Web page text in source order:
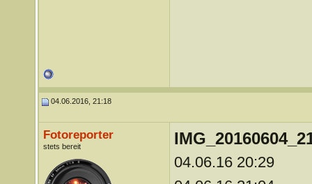
04.06.2016, 21:18
Fotoreporter
stets bereit
04.06.16 20:29